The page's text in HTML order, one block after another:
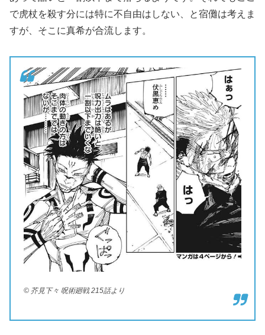
で虎杖を殺す分には特に不自由はしない、と宿儺は考えま
すが、そこに真希が合流します。
© 芥見下々 呪術廻戦 215話より